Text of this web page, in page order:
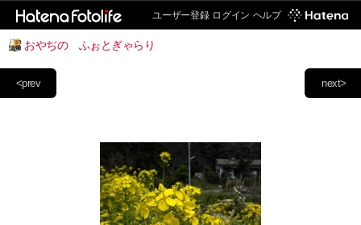
ユーザー登録 ログイン ヘルプ
おやぢの ふぉとぎゃらり
next>
<prev